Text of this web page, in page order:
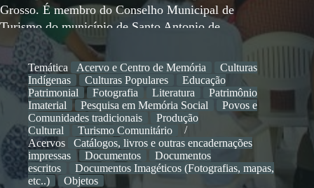
Grosso. É membro do Conselho Municipal de
Turismo do município de Santo Antonio de
Leverger/MT. Está em fase de recepção do título de
entidade de utilidade pública municipal. Participa e
apoia atividades de cunho cultural e comunitária no
Distrito de Mimoso, preocupada com a manutenção
da memória social do povo do pantanal, uma vez que
a comunidade tradicional de Mimoso faz parte como
moradores, desse ecossistema.
Temática Acervo e Centro de Memória
Culturas
Indígenas
Culturas Populares
Educação
Patrimonial
Fotografia Literatura
Patrimônio
Imaterial
Pesquisa em Memória Social
Povos e
Comunidades tradicionais
Produção
Cultural
Turismo Comunitário
Acervos
Catálogos, livros e outras encadernações
impressas
Documentos
Documentos
escritos
Documentos Imagéticos (Fotografias, mapas,
etc..)
Objetos